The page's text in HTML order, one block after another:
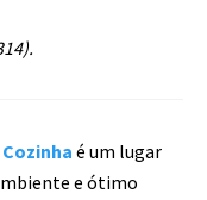
é um lugar
e ótimo